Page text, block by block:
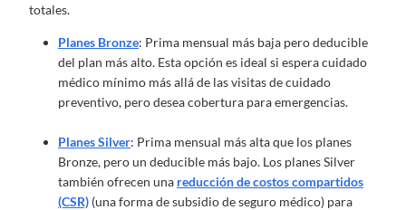
totales.
Planes Bronze: Prima mensual más baja pero deducible
del plan más alto. Esta opción es ideal si espera cuidado
médico mínimo más allá de las visitas de cuidado
preventivo, pero desea cobertura para emergencias.
Planes Silver: Prima mensual más alta que los planes
Bronze, pero un deducible más bajo. Los planes Silver
también ofrecen una reducción de costos compartidos
(CSR) (una forma de subsidio de seguro médico) para